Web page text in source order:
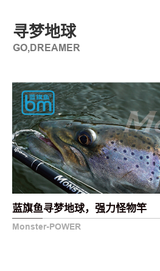
寻梦地球
GO,DREAMER
蓝旗鱼寻梦地球，强力怪物竿
Monster-POWER